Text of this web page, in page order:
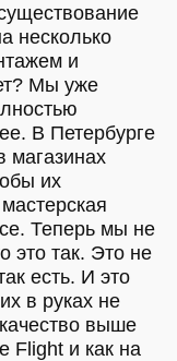
несколько
и
Мы уже
В Петербурге
магазинах
их
Теперь мы не
это так. Это не
есть. И это
в руках не
выше
Flight и как на